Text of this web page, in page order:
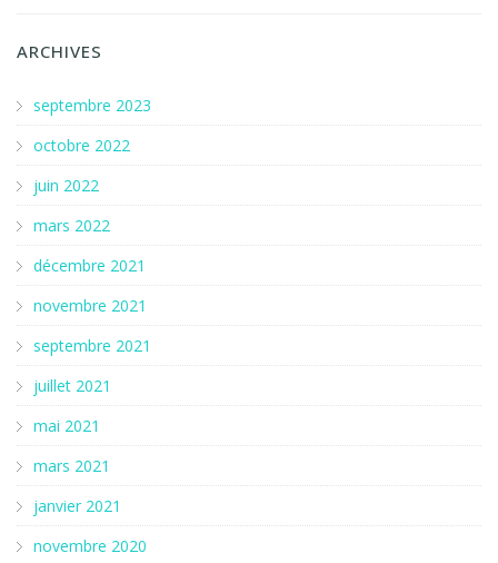
ARCHIVES
septembre 2023
octobre 2022
juin 2022
mars 2022
décembre 2021
novembre 2021
septembre 2021
juillet 2021
mai 2021
mars 2021
janvier 2021
novembre 2020